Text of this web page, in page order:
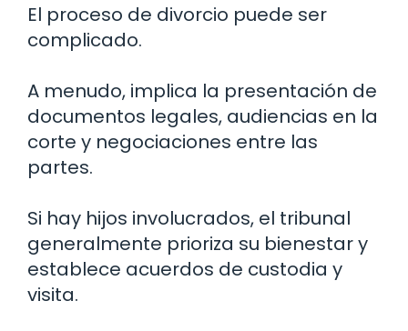
El proceso de divorcio puede ser
complicado.
A menudo, implica la presentación de
documentos legales, audiencias en la
corte y negociaciones entre las
partes.
Si hay hijos involucrados, el tribunal
generalmente prioriza su bienestar y
establece acuerdos de custodia y
visita.